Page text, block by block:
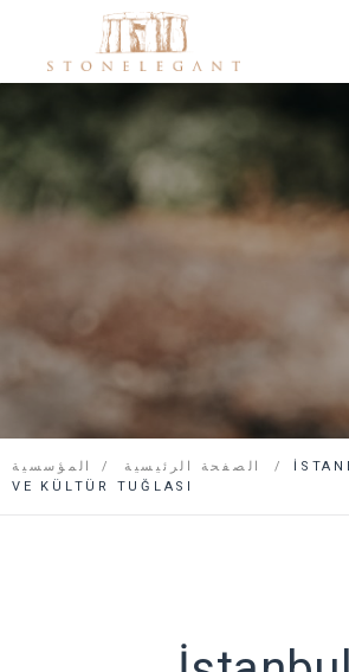
الصفحة الرئيسية المؤسسية
VE KÜLTÜR TUĞLASI